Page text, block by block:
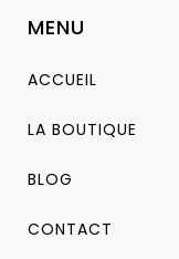
MENU
ACCUEIL
LA BOUTIQUE
BLOG
CONTACT